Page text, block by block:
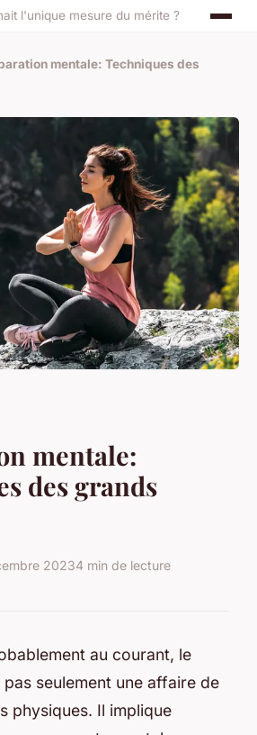
l'unique mesure du mérite ?
mentale: Techniques des
mentale:
des grands
20234 min de lecture
au courant, le
pas seulement une affaire de
physiques. Il implique